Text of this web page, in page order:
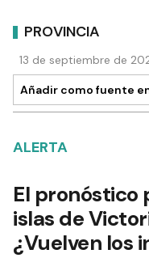
PROVINCIA
13 de septiembre de
Añadir como fuente
ALERTA
El pronóstico
islas de
¿Vuelven los